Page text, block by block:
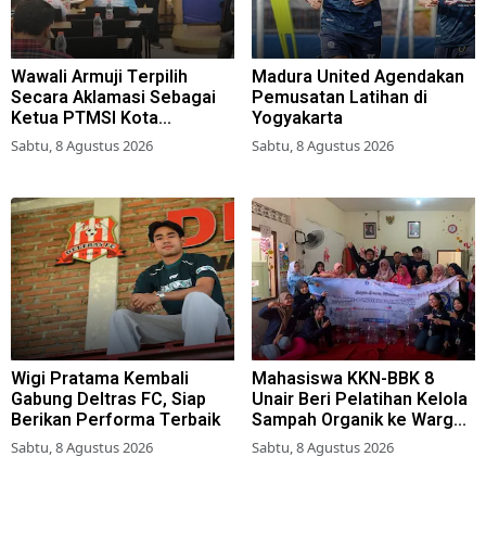
Wawali Armuji Terpilih
Secara Aklamasi Sebagai
Ketua PTMSI Kota
Surabaya
Sabtu, 8 Agustus 2026
Madura United Agendakan
Pemusatan Latihan di
Yogyakarta
Sabtu, 8 Agustus 2026
Wigi Pratama Kembali
Gabung Deltras FC, Siap
Berikan Performa Terbaik
Sabtu, 8 Agustus 2026
Mahasiswa KKN-BBK 8
Unair Beri Pelatihan Kelola
Sampah Organik ke Warga
Simokerto Surabaya
Sabtu, 8 Agustus 2026